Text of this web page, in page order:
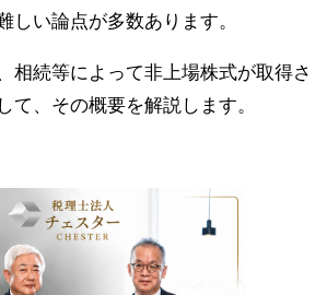
しい論点が多数あります。
相続等によって非上場株式が取得さ
て、その概要を解説します。